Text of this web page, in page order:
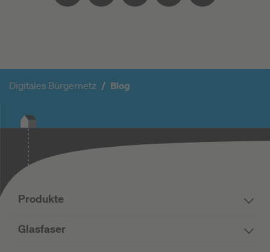
Digitales Bürgernetz Blog
Produkte
Glasfaser